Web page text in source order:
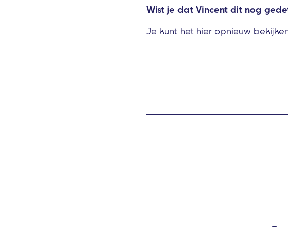
Wist je dat Vincent dit nog
Je kunt het hier opnieuw